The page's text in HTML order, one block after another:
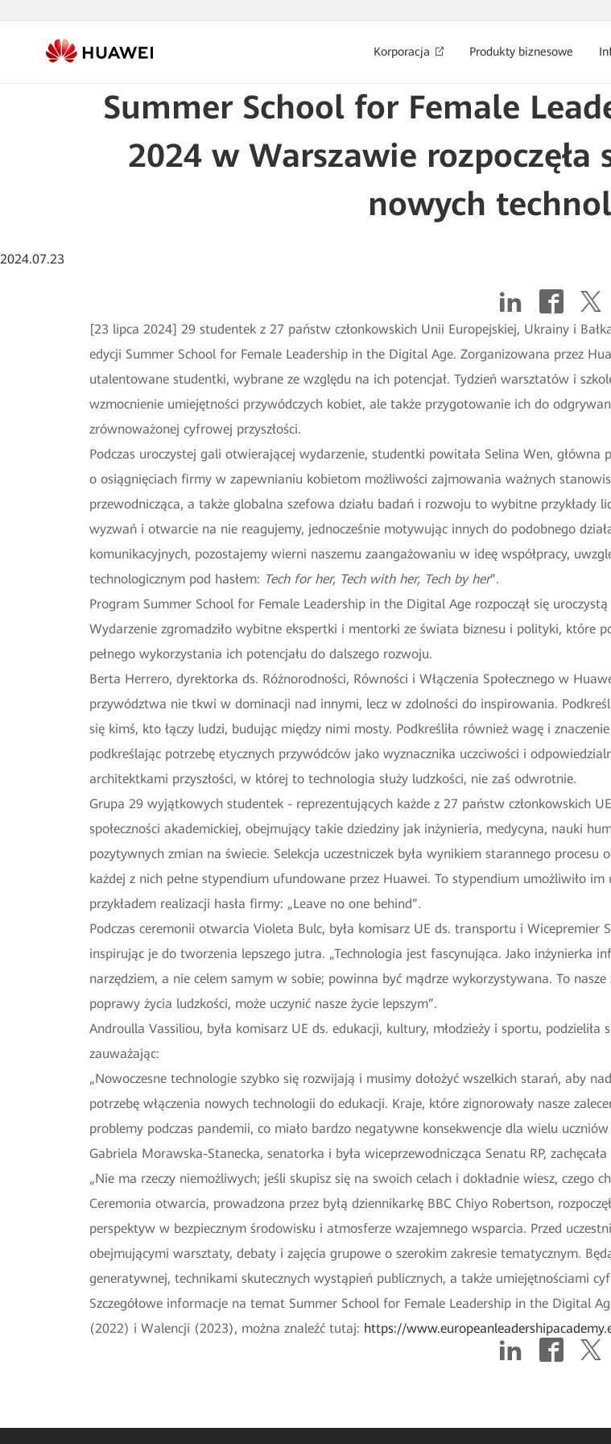
Korporacja Produkty biznesowe
Summer School for Female
2024 w Warszawie rozpoczęła
nowych
2024.07.23
[23 lipca 2024] 29 studentek z 27 państw członkowskich Unii Europejskiej, Ukrainy i
edycji Summer School for Female Leadership in the Digital Age. Zorganizowana przez
utalentowane studentki, wybrane ze względu na ich potencjał. Tydzień warsztatów i
wzmocnienie umiejętności przywódczych kobiet, ale także przygotowanie ich do
zrównoważonej cyfrowej przyszłości.
Podczas uroczystej gali otwierającej wydarzenie, studentki powitała Selina Wen,
o osiągnięciach firmy w zapewnianiu kobietom możliwości zajmowania ważnych
przewodnicząca, a także globalna szefowa działu badań i rozwoju to wybitne przykłady
wyzwań i otwarcie na nie reagujemy, jednocześnie motywując innych do podobnego
komunikacyjnych, pozostajemy wierni naszemu zaangażowaniu w ideę współpracy,
technologicznym pod hasłem: Tech for her, Tech with her, Tech by her”.
Program Summer School for Female Leadership in the Digital Age rozpoczął się
Wydarzenie zgromadziło wybitne ekspertki i mentorki ze świata biznesu i polityki, które
pełnego wykorzystania ich potencjału do dalszego rozwoju.
Berta Herrero, dyrektorka ds. Różnorodności, Równości i Włączenia Społecznego w
przywództwa nie tkwi w dominacji nad innymi, lecz w zdolności do inspirowania.
się kimś, kto łączy ludzi, budując między nimi mosty. Podkreśliła również wagę i
podkreślając potrzebę etycznych przywódców jako wyznacznika uczciwości i
architektkami przyszłości, w której to technologia służy ludzkości, nie zaś odwrotnie.
Grupa 29 wyjątkowych studentek - reprezentujących każde z 27 państw członkowskich
społeczności akademickiej, obejmujący takie dziedziny jak inżynieria, medycyna, nauki
pozytywnych zmian na świecie. Selekcja uczestniczek była wynikiem starannego procesu
każdej z nich pełne stypendium ufundowane przez Huawei. To stypendium umożliwiło
przykładem realizacji hasła firmy: „Leave no one behind”.
Podczas ceremonii otwarcia Violeta Bulc, była komisarz UE ds. transportu i Wicepremier
inspirując je do tworzenia lepszego jutra. „Technologia jest fascynująca. Jako inżynierka
narzędziem, a nie celem samym w sobie; powinna być mądrze wykorzystywana. To
poprawy życia ludzkości, może uczynić nasze życie lepszym”.
Androulla Vassiliou, była komisarz UE ds. edukacji, kultury, młodzieży i sportu,
zauważając:
„Nowoczesne technologie szybko się rozwijają i musimy dołożyć wszelkich starań, aby
potrzebę włączenia nowych technologii do edukacji. Kraje, które zignorowały nasze
problemy podczas pandemii, co miało bardzo negatywne konsekwencje dla wielu uczniów
Gabriela Morawska-Stanecka, senatorka i była wiceprzewodnicząca Senatu RP,
„Nie ma rzeczy niemożliwych; jeśli skupisz się na swoich celach i dokładnie wiesz, czego
Ceremonia otwarcia, prowadzona przez byłą dziennikarkę BBC Chiyo Robertson,
perspektyw w bezpiecznym środowisku i atmosferze wzajemnego wsparcia. Przed
obejmującymi warsztaty, debaty i zajęcia grupowe o szerokim zakresie tematycznym.
generatywnej, technikami skutecznych wystąpień publicznych, a także umiejętnościami
Szczegółowe informacje na temat Summer School for Female Leadership in the Digital
(2022) i Walencji (2023), można znaleźć tutaj: https://